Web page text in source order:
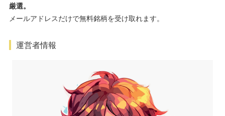
厳選。
メールアドレスだけで無料銘柄を受け取れます。
運営者情報